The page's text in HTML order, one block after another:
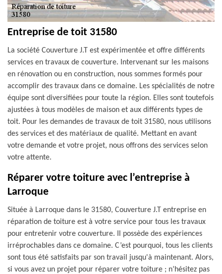
Entreprise de toit 31580
La société Couverture J.T est expérimentée et offre différents
services en travaux de couverture. Intervenant sur les maisons
en rénovation ou en construction, nous sommes formés pour
accomplir des travaux dans ce domaine. Les spécialités de notre
équipe sont diversifiées pour toute la région. Elles sont toutefois
ajustées à tous modèles de maison et aux différents types de
toit. Pour les demandes de travaux de toit 31580, nous utilisons
des services et des matériaux de qualité. Mettant en avant
votre demande et votre projet, nous offrons des services selon
votre attente.
Réparer votre toiture avec l’entreprise à
Larroque
Située à Larroque dans le 31580, Couverture J.T entreprise en
réparation de toiture est à votre service pour tous les travaux
pour entretenir votre couverture. Il possède des expériences
irréprochables dans ce domaine. C’est pourquoi, tous les clients
sont tous été satisfaits par son travail jusqu'à maintenant. Alors,
si vous avez un projet pour réparer votre toiture ; n’hésitez pas